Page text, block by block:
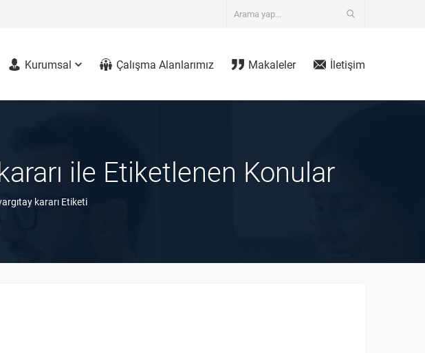
Kurumsal Çalışma Alanlarımız Makaleler İletişim
ile Etiketlenen Konular
kararı Etiketi